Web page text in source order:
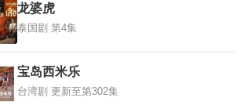
龙婆虎
泰国剧 第4集
宝岛西米乐
台湾剧 更新至第302集